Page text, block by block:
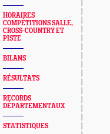
HORAIRES
COMPÉTITIONS SALLE,
CROSS-COUNTRY ET
PISTE
BILANS
RÉSULTATS
RECORDS
DÉPARTEMENTAUX
STATISTIQUES